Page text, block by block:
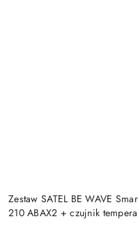
Zestaw SATEL BE WAVE
210 ABAX2 + czujnik